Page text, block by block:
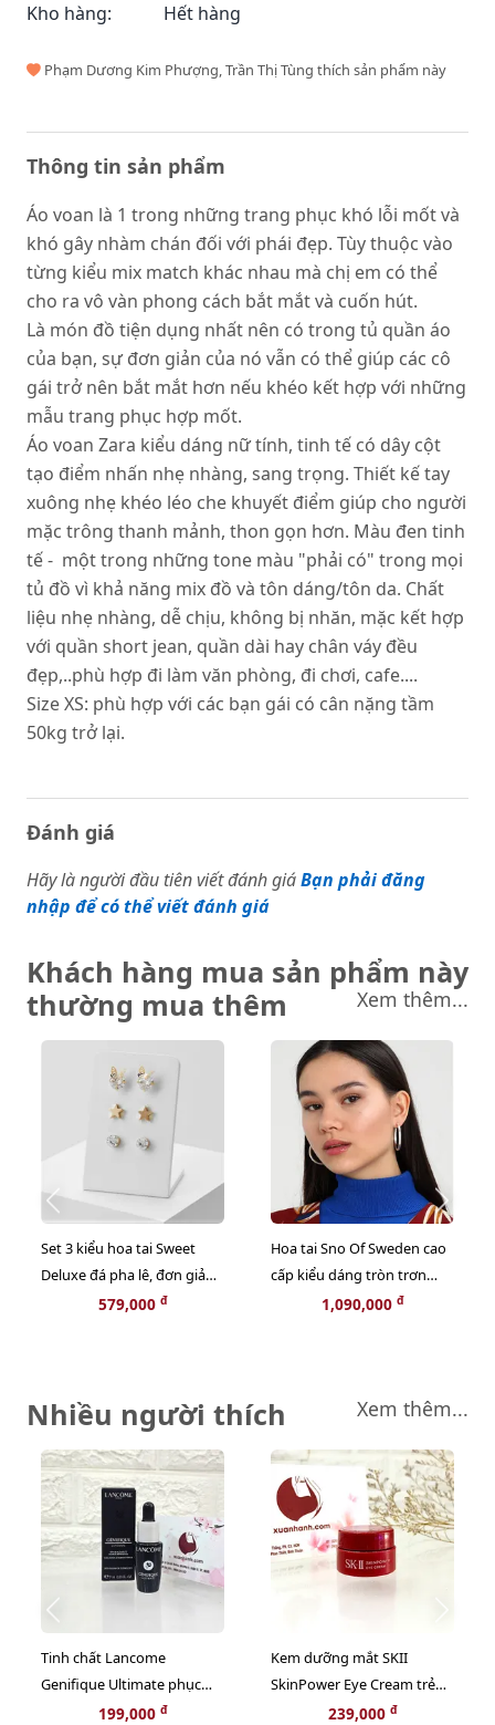
Kho hàng:
Hết hàng
Phạm Dương Kim Phượng, Trần Thị Tùng thích sản phẩm này
Thông tin sản phẩm
Áo voan là 1 trong những trang phục khó lỗi mốt và
khó gây nhàm chán đối với phái đẹp. Tùy thuộc vào
từng kiểu mix match khác nhau mà chị em có thể
cho ra vô vàn phong cách bắt mắt và cuốn hút.
Là món đồ tiện dụng nhất nên có trong tủ quần áo
của bạn, sự đơn giản của nó vẫn có thể giúp các cô
gái trở nên bắt mắt hơn nếu khéo kết hợp với những
mẫu trang phục hợp mốt.
Áo voan Zara kiểu dáng nữ tính, tinh tế có dây cột
tạo điểm nhấn nhẹ nhàng, sang trọng. Thiết kế tay
xuông nhẹ khéo léo che khuyết điểm giúp cho người
mặc trông thanh mảnh, thon gọn hơn. Màu đen tinh
tế - một trong những tone màu "phải có" trong mọi
tủ đồ vì khả năng mix đồ và tôn dáng/tôn da. Chất
liệu nhẹ nhàng, dễ chịu, không bị nhăn, mặc kết hợp
với quần short jean, quần dài hay chân váy đều
đẹp,..phù hợp đi làm văn phòng, đi chơi, cafe....
Size XS: phù hợp với các bạn gái có cân nặng tầm
50kg trở lại.
Đánh giá
Hãy là người đầu tiên viết đánh giáBạn phải đăng
nhập để có thể viết đánh giá
Khách hàng mua sản phẩm này
thường mua thêm
Xem thêm...
Set 3 kiểu hoa tai Sweet
Deluxe đá pha lê, đơn giản
thanh lịch579,000 đ
Hoa tai Sno Of Sweden cao
cấp kiểu dáng tròn trơn
đơn giản, cá tính (new)
1,090,000 đ
Nhiều người thích Xem thêm...
Tinh chất Lancome
Genifique Ultimate phục
hồi tối ưu, trẻ hóa da, 7ml
199,000 đ
Kem dưỡng mắt SKII
SkinPower Eye Cream trẻ
hóa và săn chắc da vùng
239,000 đ